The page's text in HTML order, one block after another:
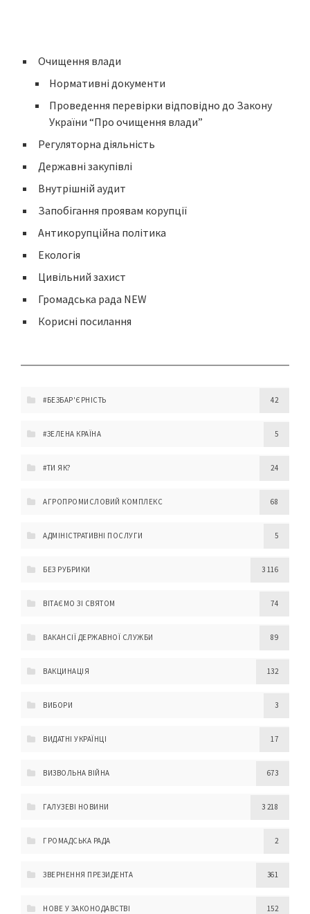
Очищення влади
Нормативні документи
Проведення перевірки відповідно до Закону
України “Про очищення влади”
Регуляторна діяльність
Державні закупівлі
Внутрішній аудит
Запобігання проявам корупції
Антикорупційна політика
Екологія
Цивільний захист
Громадська рада NEW
Корисні посилання
#БЕЗБАР'ЄРНІСТЬ 42
#ЗЕЛЕНА КРАЇНА 5
#ТИ ЯК? 24
АГРОПРОМИСЛОВИЙ КОМПЛЕКС 68
АДМІНІСТРАТИВНІ ПОСЛУГИ 5
БЕЗ РУБРИКИ 3 116
ВІТАЄМО ЗІ СВЯТОМ 74
ВАКАНСІЇ ДЕРЖАВНОЇ СЛУЖБИ 89
ВАКЦИНАЦІЯ 132
ВИБОРИ 3
ВИДАТНІ УКРАЇНЦІ 17
ВИЗВОЛЬНА ВІЙНА 673
ГАЛУЗЕВІ НОВИНИ 3 218
ГРОМАДСЬКА РАДА 2
ЗВЕРНЕННЯ ПРЕЗИДЕНТА 361
НОВЕ У ЗАКОНОДАВСТВІ 152